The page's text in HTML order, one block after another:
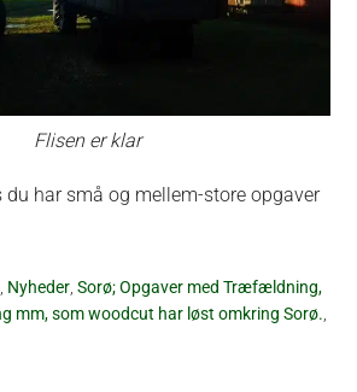
Flisen er klar
har små og mellem-store opgaver
Nyheder ,Sorø; Opgaver med Træfældning,
mm, som woodcut har løst omkring Sorø.